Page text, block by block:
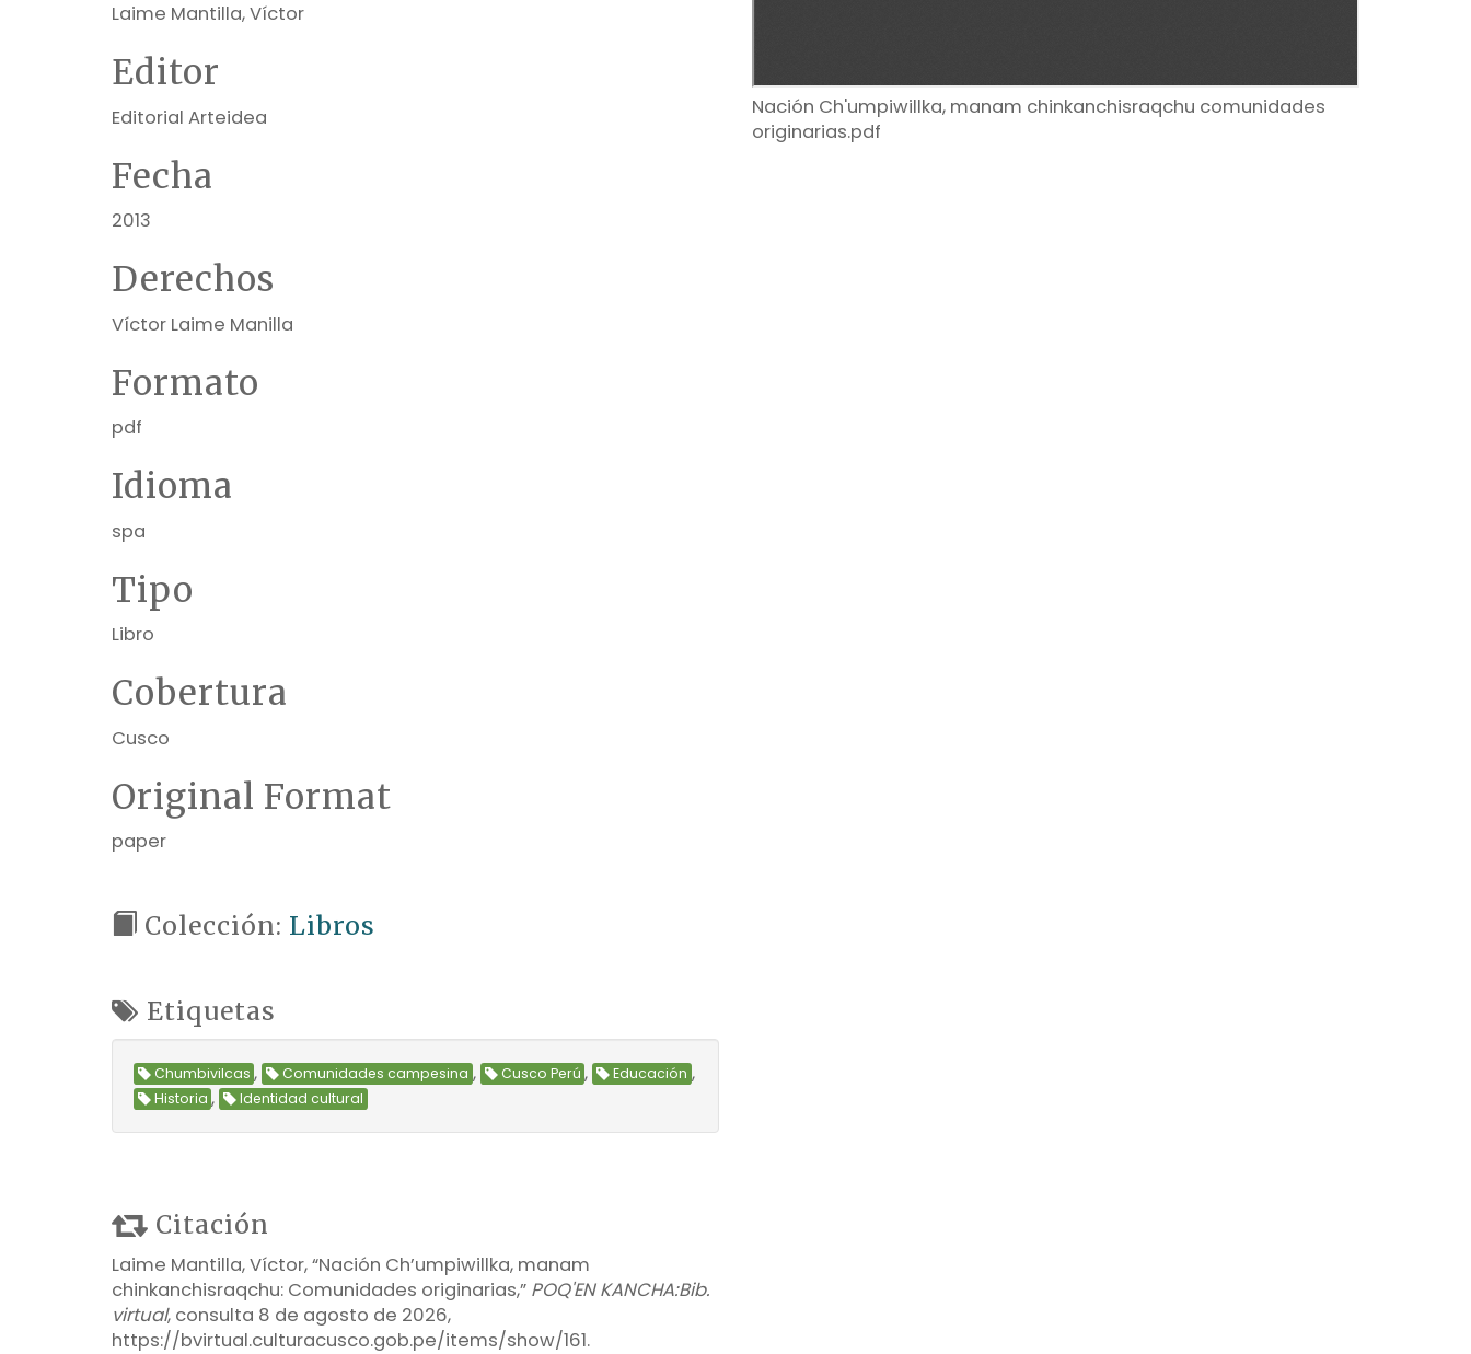
Laime Mantilla, Víctor
Editor
Editorial Arteidea
Fecha
2013
Derechos
Víctor Laime Manilla
Formato
pdf
Idioma
spa
Tipo
Libro
Cobertura
Cusco
Original Format
paper
Colección: Libros
Etiquetas
Chumbivilcas , Comunidades campesina , Cusco Perú , Educación ,
Historia , Identidad cultural
Citación
Laime Mantilla, Víctor, “Nación Ch’umpiwillka, manam
chinkanchisraqchu: Comunidades originarias,” POQ'EN KANCHA:Bib.
virtual, consulta 8 de agosto de 2026,
https://bvirtual.culturacusco.gob.pe/items/show/161.
Nación Ch'umpiwillka, manam chinkanchisraqchu comunidades
originarias.pdf